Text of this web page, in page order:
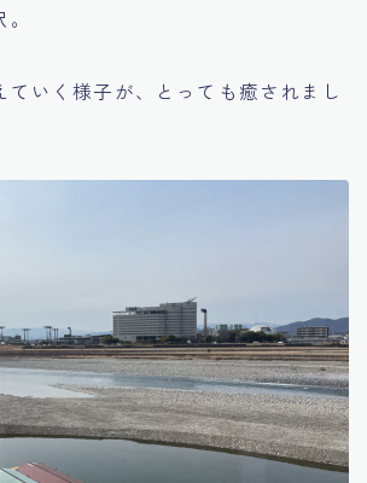
ていく様子が、とっても癒されまし